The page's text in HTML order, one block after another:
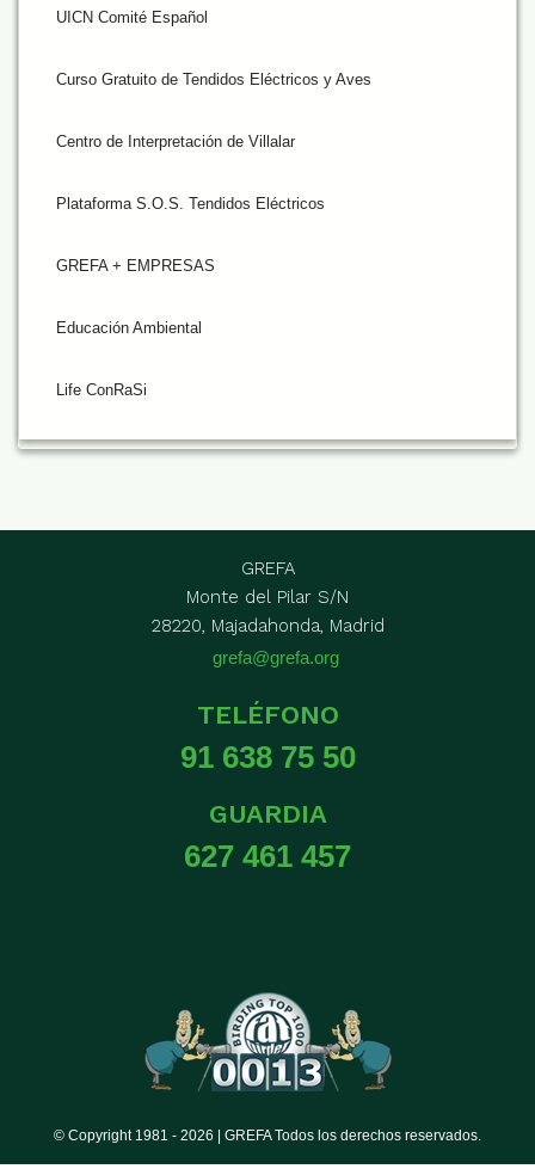
UICN Comité Español
Curso Gratuito de Tendidos Eléctricos y Aves
Centro de Interpretación de Villalar
Plataforma S.O.S. Tendidos Eléctricos
GREFA + EMPRESAS
Educación Ambiental
Life ConRaSi
GREFA
Monte del Pilar S/N
28220, Majadahonda, Madrid
grefa@grefa.org
TELÉFONO
91 638 75 50
GUARDIA
627 461 457
© Copyright 1981 - 2026 | GREFA Todos los derechos reservados.